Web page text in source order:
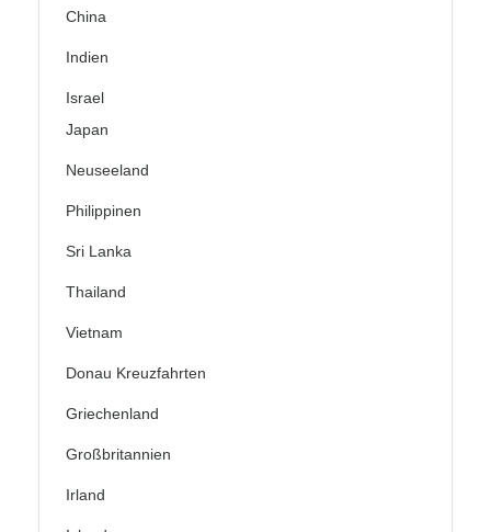
China
Indien
Israel
Japan
Neuseeland
Philippinen
Sri Lanka
Thailand
Vietnam
Donau Kreuzfahrten
Griechenland
Großbritannien
Irland